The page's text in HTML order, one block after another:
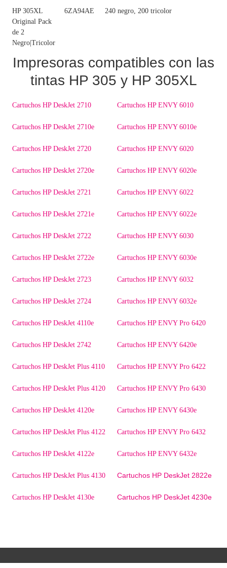
HP 305XL
Original Pack
de 2
Negro|Tricolor
6ZA94AE 240 negro, 200 tricolor
Impresoras compatibles con las
tintas HP 305 y HP 305XL
Cartuchos HP DeskJet 2710 Cartuchos HP ENVY 6010
Cartuchos HP DeskJet 2710e Cartuchos HP ENVY 6010e
Cartuchos HP DeskJet 2720 Cartuchos HP ENVY 6020
Cartuchos HP DeskJet 2720e Cartuchos HP ENVY 6020e
Cartuchos HP DeskJet 2721 Cartuchos HP ENVY 6022
Cartuchos HP DeskJet 2721e Cartuchos HP ENVY 6022e
Cartuchos HP DeskJet 2722 Cartuchos HP ENVY 6030
Cartuchos HP DeskJet 2722e Cartuchos HP ENVY 6030e
Cartuchos HP DeskJet 2723 Cartuchos HP ENVY 6032
Cartuchos HP DeskJet 2724 Cartuchos HP ENVY 6032e
Cartuchos HP DeskJet 4110e Cartuchos HP ENVY Pro 6420
Cartuchos HP DeskJet 2742 Cartuchos HP ENVY 6420e
Cartuchos HP DeskJet Plus 4110 Cartuchos HP ENVY Pro 6422
Cartuchos HP DeskJet Plus 4120 Cartuchos HP ENVY Pro 6430
Cartuchos HP DeskJet 4120e Cartuchos HP ENVY 6430e
Cartuchos HP DeskJet Plus 4122 Cartuchos HP ENVY Pro 6432
Cartuchos HP DeskJet 4122e Cartuchos HP ENVY 6432e
Cartuchos HP DeskJet Plus 4130 Cartuchos HP DeskJet 2822e
Cartuchos HP DeskJet 4130e Cartuchos HP DeskJet 4230e